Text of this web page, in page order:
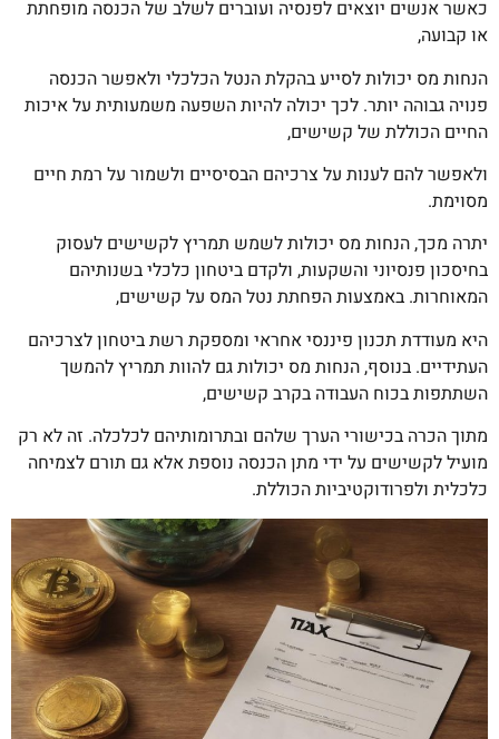
כאשר אנשים יוצאים לפנסיה ועוברים לשלב של הכנסה מופחתת
או קבועה,
הנחות מס יכולות לסייע בהקלת הנטל הכלכלי ולאפשר הכנסה
פנויה גבוהה יותר. לכך יכולה להיות השפעה משמעותית על איכות
החיים הכוללת של קשישים,
ולאפשר להם לענות על צרכיהם הבסיסיים ולשמור על רמת חיים
מסוימת.
יתרה מכך, הנחות מס יכולות לשמש תמריץ לקשישים לעסוק
בחיסכון פנסיוני והשקעות, ולקדם ביטחון כלכלי בשנותיהם
המאוחרות. באמצעות הפחתת נטל המס על קשישים,
היא מעודדת תכנון פיננסי אחראי ומספקת רשת ביטחון לצרכיהם
העתידיים. בנוסף, הנחות מס יכולות גם להוות תמריץ להמשך
השתתפות בכוח העבודה בקרב קשישים,
מתוך הכרה בכישורי הערך שלהם ובתרומותיהם לכלכלה. זה לא רק
מועיל לקשישים על ידי מתן הכנסה נוספת אלא גם תורם לצמיחה
כלכלית ולפרודוקטיביות הכוללת.